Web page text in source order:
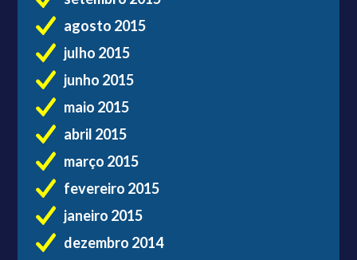
agosto 2015
julho 2015
junho 2015
maio 2015
abril 2015
março 2015
fevereiro 2015
janeiro 2015
dezembro 2014